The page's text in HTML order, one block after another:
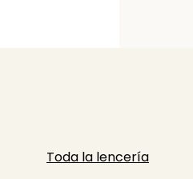
Toda la lencería